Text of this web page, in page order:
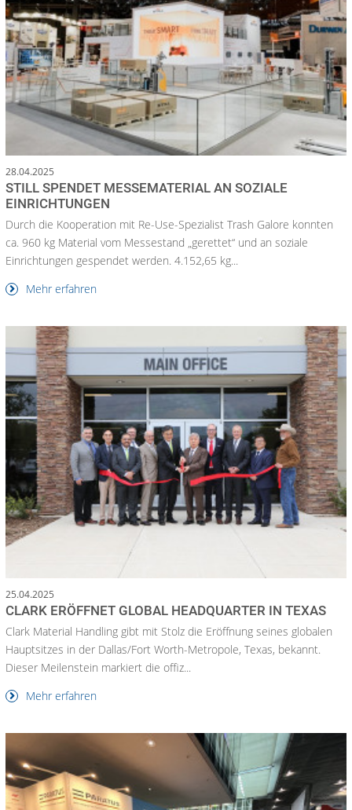
28.04.2025
STILL SPENDET MESSEMATERIAL AN SOZIALE
EINRICHTUNGEN
Durch die Kooperation mit Re-Use-Spezialist Trash Galore konnten
ca. 960 kg Material vom Messestand „gerettet“ und an soziale
Einrichtungen gespendet werden. 4.152,65 kg...
Mehr erfahren
25.04.2025
CLARK ERÖFFNET GLOBAL HEADQUARTER IN TEXAS
Clark Material Handling gibt mit Stolz die Eröffnung seines globalen
Hauptsitzes in der Dallas/Fort Worth-Metropole, Texas, bekannt.
Dieser Meilenstein markiert die offiz...
Mehr erfahren